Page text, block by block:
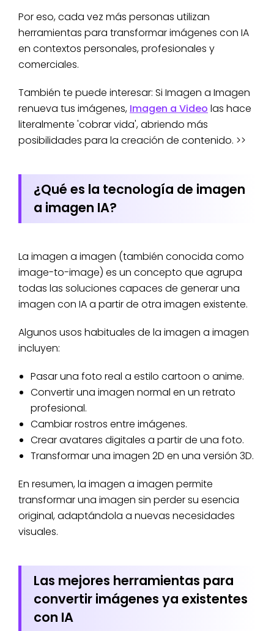
Por eso, cada vez más personas utilizan
herramientas para transformar imágenes con IA
en contextos personales, profesionales y
comerciales.
También te puede interesar: Si Imagen a Imagen
renueva tus imágenes, Imagen a Video las hace
literalmente 'cobrar vida', abriendo más
posibilidades para la creación de contenido. >>
¿Qué es la tecnología de imagen
a imagen IA?
La imagen a imagen (también conocida como
image-to-image) es un concepto que agrupa
todas las soluciones capaces de generar una
imagen con IA a partir de otra imagen existente.
Algunos usos habituales de la imagen a imagen
incluyen:
Pasar una foto real a estilo cartoon o anime.
Convertir una imagen normal en un retrato
profesional.
Cambiar rostros entre imágenes.
Crear avatares digitales a partir de una foto.
Transformar una imagen 2D en una versión 3D.
En resumen, la imagen a imagen permite
transformar una imagen sin perder su esencia
original, adaptándola a nuevas necesidades
visuales.
Las mejores herramientas para
convertir imágenes ya existentes
con IA